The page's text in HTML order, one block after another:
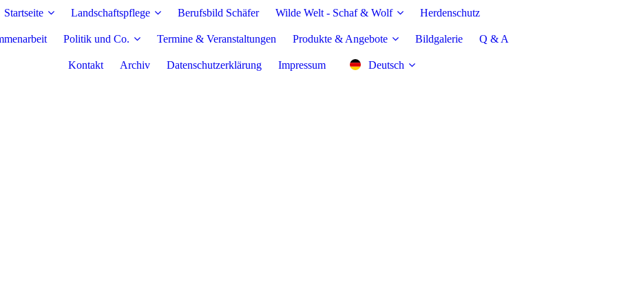
Startseite Landschaftspflege Berufsbild Schäfer Wilde Welt - Schaf & Wolf Herdenschutz
Politik und Co. Termine & Veranstaltungen Produkte & Angebote Bildgalerie Q & A
Kontakt Archiv Datenschutzerklärung Impressum Deutsch